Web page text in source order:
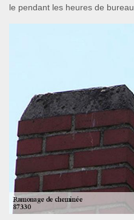
le pendant les heures de bureau.